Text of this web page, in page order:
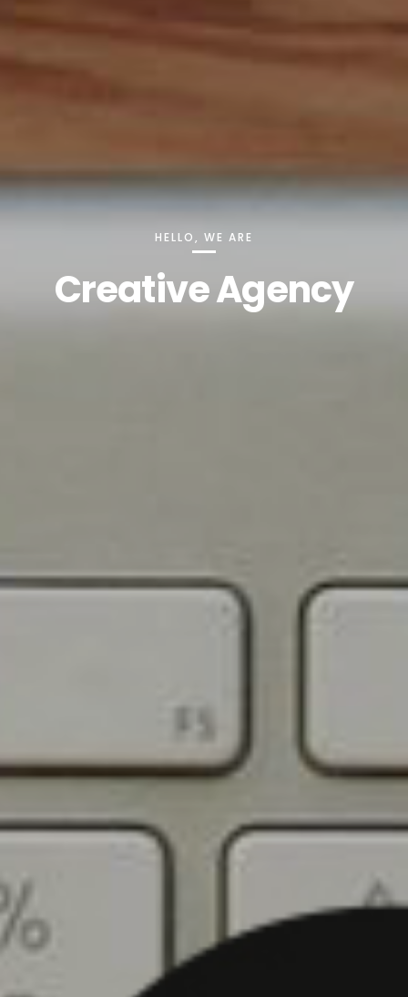
HELLO, WE ARE
Creative Agency